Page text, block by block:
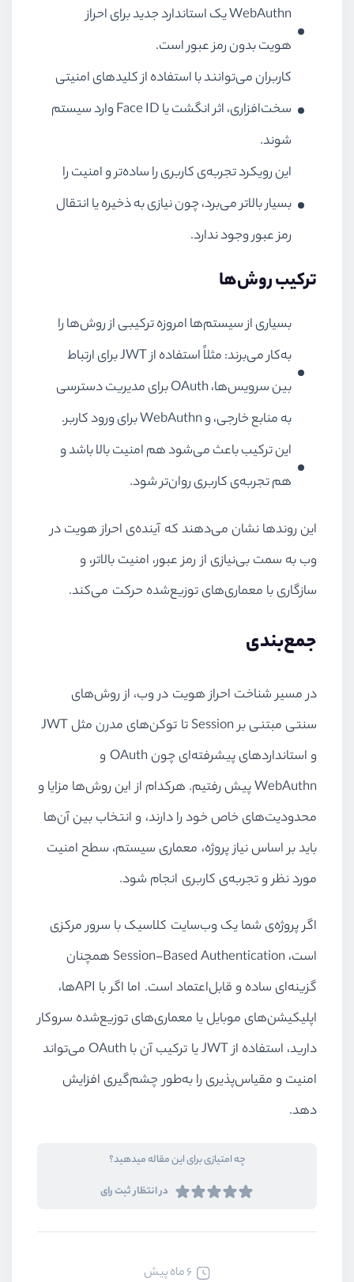
WebAuthn یک استاندارد جدید برای احراز
هویت بدون رمز عبور است.
کاربران می‌توانند با استفاده از کلیدهای امنیتی
سخت‌افزاری، اثر انگشت یا Face ID وارد سیستم
شوند.
این رویکرد تجربه‌ی کاربری را ساده‌تر و امنیت را
بسیار بالاتر می‌برد، چون نیازی به ذخیره یا انتقال
رمز عبور وجود ندارد.
ترکیب روش‌ها
بسیاری از سیستم‌ها امروزه ترکیبی از روش‌ها را
به‌کار می‌برند: مثلاً استفاده از JWT برای ارتباط
بین سرویس‌ها، OAuth برای مدیریت دسترسی
به منابع خارجی، و WebAuthn برای ورود کاربر.
این ترکیب باعث می‌شود هم امنیت بالا باشد و
هم تجربه‌ی کاربری روان‌تر شود.
این روندها نشان می‌دهند که آینده‌ی احراز هویت در
وب به سمت بی‌نیازی از رمز عبور، امنیت بالاتر، و
سازگاری با معماری‌های توزیع‌شده حرکت می‌کند.
جمع‌بندی
در مسیر شناخت احراز هویت در وب، از روش‌های
سنتی مبتنی بر Session تا توکن‌های مدرن مثل JWT
و استانداردهای پیشرفته‌ای چون OAuth و
WebAuthn پیش رفتیم. هرکدام از این روش‌ها مزایا و
محدودیت‌های خاص خود را دارند، و انتخاب بین آن‌ها
باید بر اساس نیاز پروژه، معماری سیستم، سطح امنیت
مورد نظر و تجربه‌ی کاربری انجام شود.
اگر پروژه‌ی شما یک وب‌سایت کلاسیک با سرور مرکزی
است، Session-Based Authentication همچنان
گزینه‌ای ساده و قابل‌اعتماد است. اما اگر با APIها،
اپلیکیشن‌های موبایل یا معماری‌های توزیع‌شده سروکار
دارید، استفاده از JWT یا ترکیب آن با OAuth می‌تواند
امنیت و مقیاس‌پذیری را به‌طور چشم‌گیری افزایش
دهد.
چه امتیازی برای این مقاله میدهید؟
در انتظار ثبت رای
6 ماه پیش